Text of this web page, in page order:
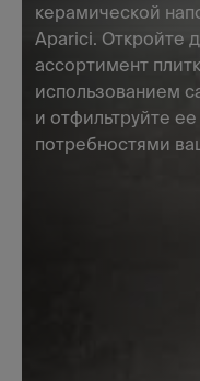
керамической
Aparici. Откройте
ассортимент
использованием
и отфильтруйте
потребностями